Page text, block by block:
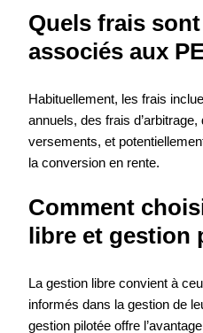
Quels frais
associés aux
Habituellement, les frais
annuels, des frais
versements, et
la conversion en rente.
Comment
libre et gestion
La gestion libre convient à
informés dans la gestion de
gestion pilotée offre